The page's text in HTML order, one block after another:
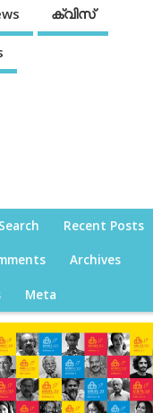
ക്വിസ്
Search Recent Posts
Archives
Meta